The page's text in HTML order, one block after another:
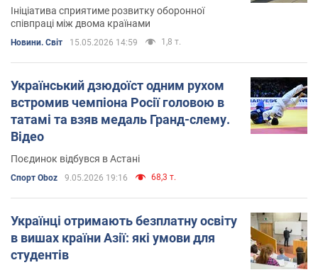
Ініціатива сприятиме розвитку оборонної
співпраці між двома країнами
Новини. Світ 15.05.2026 14:59 1,8 т.
Український дзюдоїст одним рухом
встромив чемпіона Росії головою в
татамі та взяв медаль Гранд-слему.
Відео
Поєдинок відбувся в Астані
Спорт Oboz 9.05.2026 19:16 68,3 т.
Українці отримають безплатну освіту
в вишах країни Азії: які умови для
студентів